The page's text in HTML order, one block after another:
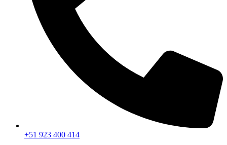
+51 923 400 414